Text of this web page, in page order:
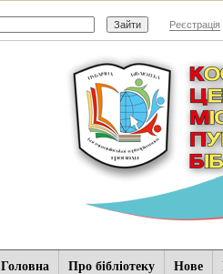
Реєстрація
Головна Про бібліотеку Нове